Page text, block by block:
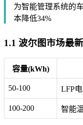
为智能管理系统的
本降低34%
1.1 波尔图市场最
容量(kWh)
50-100 LFP
100-200 智能